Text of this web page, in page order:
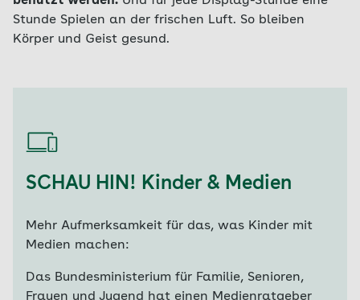
Stunde Spielen an der frischen Luft. So bleiben
Körper und Geist gesund.
SCHAU HIN! Kinder & Medien
Mehr Aufmerksamkeit für das, was Kinder mit
Medien machen:
Das Bundesministerium für Familie, Senioren,
Frauen und Jugend hat einen Medienratgeber